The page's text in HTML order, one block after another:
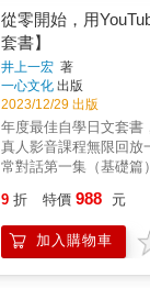
做到也無須氣餒。待進
次確認是否做到該單元所設
表達／句型＞ 情境會話
新的表達方式、以及從
均按照出現順序統整。 ＜活動＞ 這部份提供了
能運用於該課情境會話
案。學習者可以針對該
話、講述練習。活動之
日語溝通、連續說出句
因學習者在學會平假名
讀，因此，閱讀練習可
數課。此讀解教材是為
等，每個小單元各有一
要跟著聽、照著說，不
說出最實用的旅遊日語
用！ 每個小單元都有「
「請給我～」、「（我
句型只要無限延伸，就
這麼好用的句型，經過
習，輕鬆就可以記起來
嗎？「濕紙巾」、「暈
列了該種場景下一定會
出發前可以先熟悉旅遊
說怎麼辦？沒關係，找
高：本書附日籍老師錄
出一口標準好日文。 &
6大類50種日常生活情
種在日常生活上一定會
交」、「交日本朋友」
天」、「交通」、「緊
會本書所列的各種情況
僅能與日本人溝通無礙
是問題！ & 2 真實情
50個小單元，如「祝賀
等，每個小單元各有一
要跟著聽、照著說，不
說出最道地的生活日
掃描QR Code即可下
照著抄，商用日語聽、
學會！ & ★這本書和一
同？ & 1）完全道地：
天用的最道地的日語！
題豐富，讓您熟悉一定
種情況！ 3）完全專業
詞，不管遇到什麼情況
能改正！ 5）完全安心
照著羅馬拼音跟著唸，
6）完全應對：讓您學
文」的工作，是許多日
在求職過程中，卻發現
日文能力。即便順利進
文能力派不上用場的窘
親友問過「學日文到底
這些質問的影響，而開
成歸國的春小姐，在求
多阻礙，但她一一克服
書中和你分享自身經驗
作、如何在職場應用日
自己的目標。&二、赴
衝擊時，該如何因應？
人際社交的距離、美感
從零開始，用
套書】
井上一宏 著
一心文化 出版
2023/12/29 出版
年度最佳自學日文套書
真人影音課程無限回放
常對話第一集（基礎篇
零基礎者設計：(1)22堂
(2)12堂日常對話訓練・
人影音課程無限回放×
9 折 特價 988 元
加入購物車